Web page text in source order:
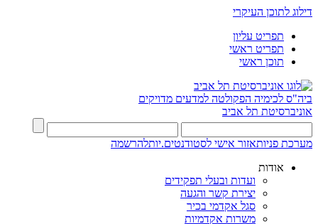
דילוג לתוכן העיקרי
תפריט עליון
תפריט ראשי
תוכן ראשי
ביה"ס לכימיה הפקולטה למדעים מדויקים
אוניברסיטת תל אביב
מערכת פניותאזור אישי לסטודנטים.יותלהרשמה
אודות
ועדות ובעלי תפקידים
יצירת קשר והגעה
סגל אקדמי בכיר
משרות אקדמיות